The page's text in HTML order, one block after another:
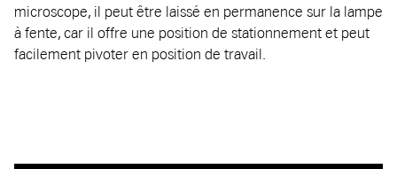
microscope, il peut être laissé en permanence sur la lampe
à fente, car il offre une position de stationnement et peut
facilement pivoter en position de travail.